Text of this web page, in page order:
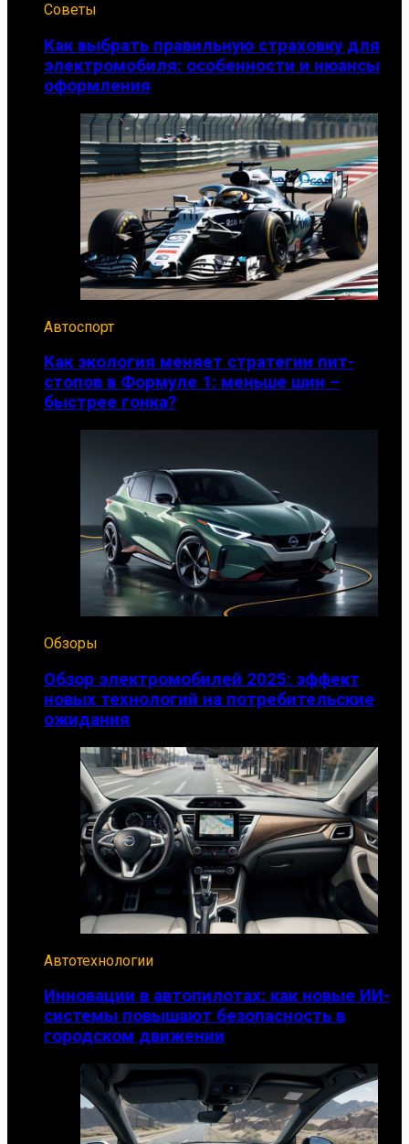
Советы
Как выбрать правильную страховку для
электромобиля: особенности и нюансы
оформления
Автоспорт
Как экология меняет стратегии пит-
стопов в Формуле 1: меньше шин –
быстрее гонка?
Обзоры
Обзор электромобилей 2025: эффект
новых технологий на потребительские
ожидания
Автотехнологии
Инновации в автопилотах: как новые ИИ-
системы повышают безопасность в
городском движении